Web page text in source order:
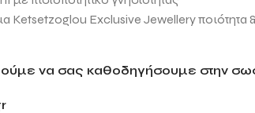
Exclusive Jewellery ποιότητα
να σας καθοδηγήσουμε στην